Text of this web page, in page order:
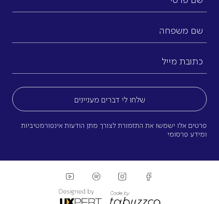
פרטים אלו ישמשו את התזמורת לצורך מתן הודעות אינפורמטיביות
ומידע פרסומי